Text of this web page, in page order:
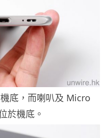
底，而喇叭及 Micro
於機底。